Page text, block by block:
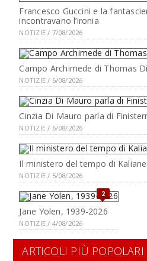
Francesco Guccini e la
incontravano l’ironia
NOTIZIE / 7/08/2026
Campo Archimede di Thomas
NOTIZIE / 6/08/2026
Cinzia Di Mauro parla di
NOTIZIE / 6/08/2026
Il ministero del tempo di
NOTIZIE / 5/08/2026
2
Jane Yolen, 1939-2026
NOTIZIE / 4/08/2026
ARTICOLI PIÙ POPOLARI